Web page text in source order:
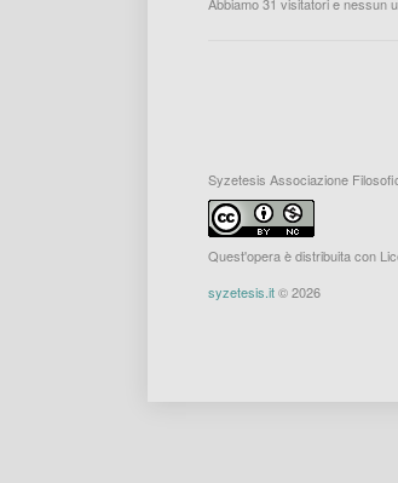
Syzetesis Associazione
Quest'opera è distribuita con
syzetesis.it© 2026